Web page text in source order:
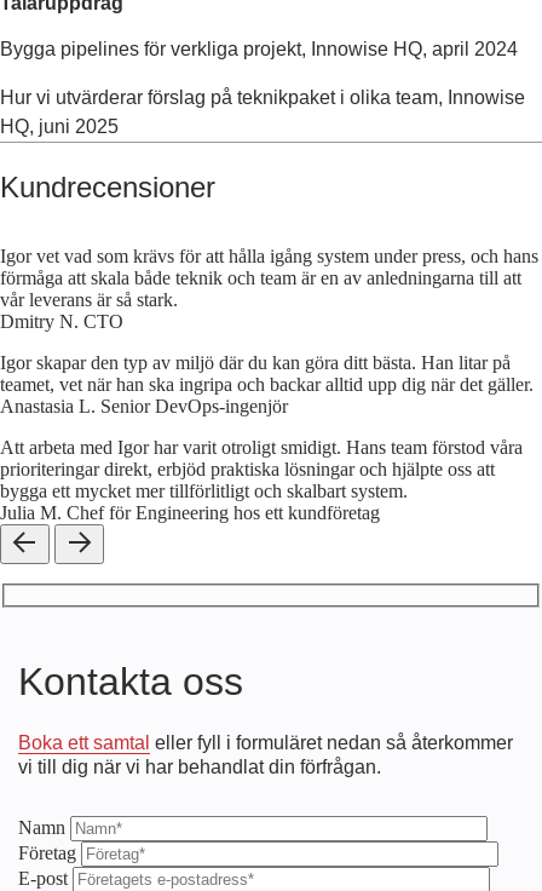
Bygga pipelines för verkliga projekt, Innowise HQ, april 2024
Hur vi utvärderar förslag på teknikpaket i olika team, Innowise
HQ, juni 2025
Kundrecensioner
Igor vet vad som krävs för att hålla igång system under press, och hans
förmåga att skala både teknik och team är en av anledningarna till att
vår leverans är så stark.
Dmitry N. CTO
Igor skapar den typ av miljö där du kan göra ditt bästa. Han litar på
teamet, vet när han ska ingripa och backar alltid upp dig när det gäller.
Anastasia L. Senior DevOps-ingenjör
Att arbeta med Igor har varit otroligt smidigt. Hans team förstod våra
prioriteringar direkt, erbjöd praktiska lösningar och hjälpte oss att
bygga ett mycket mer tillförlitligt och skalbart system.
Julia M. Chef för Engineering hos ett kundföretag
Kontakta oss
Boka ett samtal eller fyll i formuläret nedan så återkommer
vi till dig när vi har behandlat din förfrågan.
Namn
Företag
E-post